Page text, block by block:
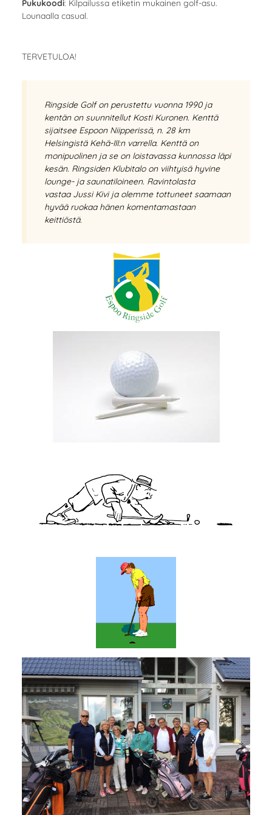
Pukukoodi: Kilpailussa etiketin mukainen golf-asu.
Lounaalla casual.
TERVETULOA!
Ringside Golf on perustettu vuonna 1990 ja
kentän on suunnitellut Kosti Kuronen. Kenttä
sijaitsee Espoon Niipperissä, n. 28 km
Helsingistä Kehä-III:n varrella. Kenttä on
monipuolinen ja se on loistavassa kunnossa läpi
kesän. Ringsiden Klubitalo on viihtyisä hyvine
lounge- ja saunatiloineen. Ravintolasta
vastaa Jussi Kivija olemme tottuneet saamaan
hyvää ruokaa hänen komentamastaan
keittiöstä.